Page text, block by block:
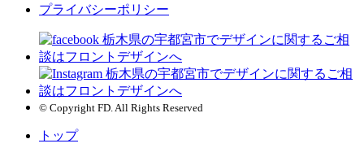
プライバシーポリシー
© Copyright FD. All Rights Reserved
トップ